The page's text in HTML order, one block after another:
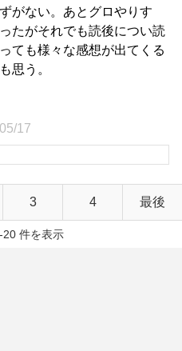
がない。あとグロやりす
たがそれでも読後につい読
ても様々な感想が出てくる
思う。
17
3 4 最後
件を表示